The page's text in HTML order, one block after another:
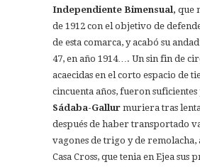
Independiente Bimensual, que
de 1912 con el objetivo de
de esta comarca, y acabó su
47, en año 1914…. Un sin fin de
acaecidas en el corto espacio de
cincuenta años, fueron
Sádaba-Gallur muriera tras
después de haber transportado
vagones de trigo y de remolacha,
Casa Cross, que tenia en Ejea sus